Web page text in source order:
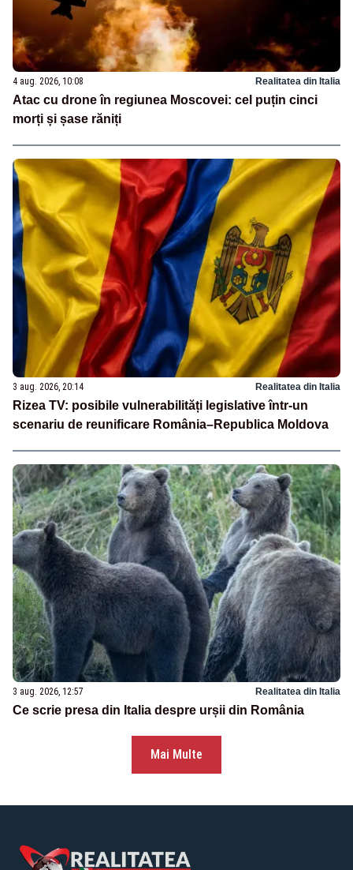
4 aug. 2026, 10:08 Realitatea din Italia
Atac cu drone în regiunea Moscovei: cel puțin cinci
morți și șase răniți
3 aug. 2026, 20:14 Realitatea din Italia
Rizea TV: posibile vulnerabilități legislative într-un
scenariu de reunificare România–Republica Moldova
3 aug. 2026, 12:57 Realitatea din Italia
Ce scrie presa din Italia despre urșii din România
Mai Multe